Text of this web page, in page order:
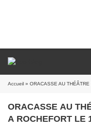
Accueil » ORACASSE AU THÉÂTRE
ORACASSE AU
A ROCHEFORT LE